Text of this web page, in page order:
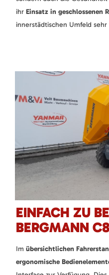
ihr Einsatz in geschlossenen
innerstädtischen Umfeld
EINFACH ZU
BERGMANN
Im übersichtlichen
ergonomische